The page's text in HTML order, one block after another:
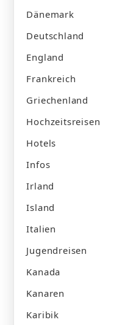
Dänemark
Deutschland
England
Frankreich
Griechenland
Hochzeitsreisen
Hotels
Infos
Irland
Island
Italien
Jugendreisen
Kanada
Kanaren
Karibik